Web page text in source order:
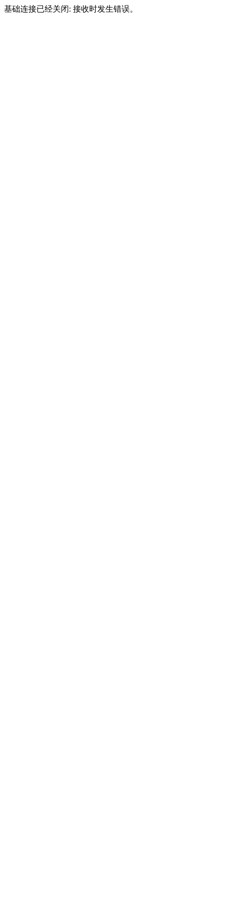
基础连接已经关闭: 接收时发生错误。